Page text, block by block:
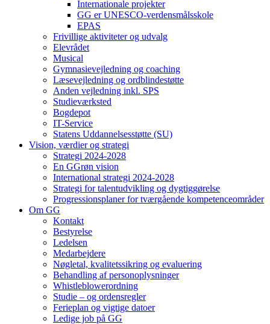
Internationale projekter
GG er UNESCO-verdensmålsskole
EPAS
Frivillige aktiviteter og udvalg
Elevrådet
Musical
Gymnasievejledning og coaching
Læsevejledning og ordblindestøtte
Anden vejledning inkl. SPS
Studieværksted
Bogdepot
IT-Service
Statens Uddannelsesstøtte (SU)
Vision, værdier og strategi
Strategi 2024-2028
En GGrøn vision
International strategi 2024-2028
Strategi for talentudvikling og dygtiggørelse
Progressionsplaner for tværgående kompetenceområder
Om GG
Kontakt
Bestyrelse
Ledelsen
Medarbejdere
Nøgletal, kvalitetssikring og evaluering
Behandling af personoplysninger
Whistleblowerordning
Studie – og ordensregler
Ferieplan og vigtige datoer
Ledige job på GG